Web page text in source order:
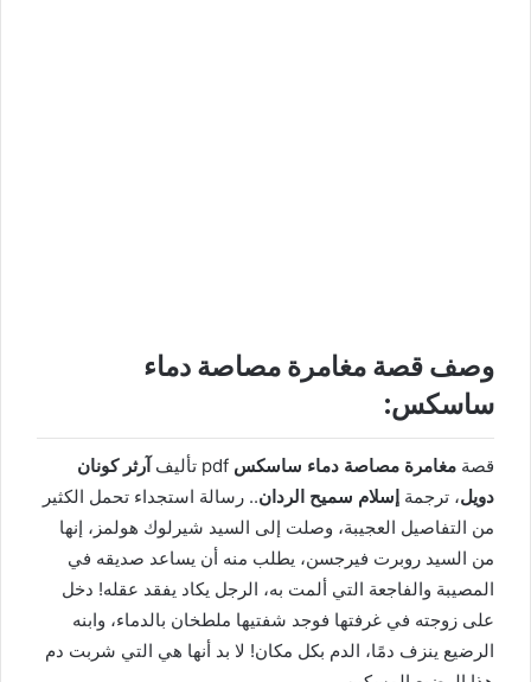
وصف قصة مغامرة مصاصة دماء
ساسكس:
قصة مغامرة مصاصة دماء ساسكس
آرثر كونان
دويل، ترجمة إسلام سميح الردان.. رسالة استجداء تحمل الكثير
من التفاصيل العجيبة، وصلت إلى السيد شيرلوك هولمز، إنها
من السيد روبرت فيرجسن، يطلب منه أن يساعد صديقه في
المصيبة والفاجعة التي ألمت به، الرجل يكاد يفقد عقله! دخل
على زوجته في غرفتها فوجد شفتيها ملطخان بالدماء، وابنه
الرضيع ينزف دمًا، الدم بكل مكان! لا بد أنها هي التي شربت دم